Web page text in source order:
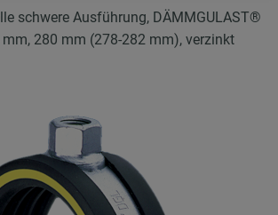
schwere Ausführung, DÄMMGULAST®
mm, 280 mm (278-282 mm), verzinkt